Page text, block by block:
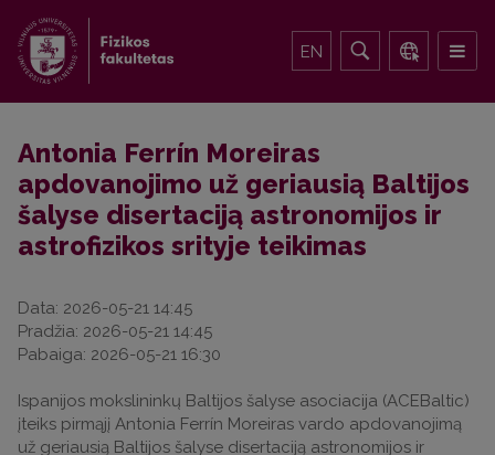
EN
Antonia Ferrín Moreiras
apdovanojimo už geriausią Baltijos
šalyse disertaciją astronomijos ir
astrofizikos srityje teikimas
Data: 2026-05-21 14:45
Pradžia: 2026-05-21 14:45
Pabaiga: 2026-05-21 16:30
Ispanijos mokslininkų Baltijos šalyse asociacija (ACEBaltic)
įteiks pirmąjį Antonia Ferrín Moreiras vardo apdovanojimą
už geriausią Baltijos šalyse disertaciją astronomijos ir